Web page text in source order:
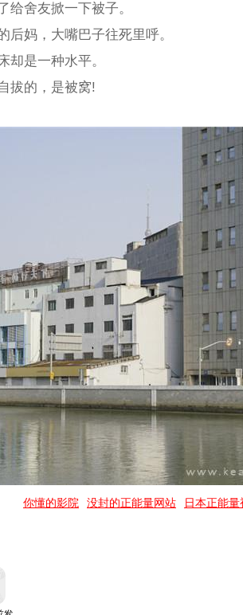
给舍友掀一下被子。
后妈，大嘴巴子往死里呼。
却是一种水平。
拔的，是被窝!
你懂的影院 没封的正能量网站 日本正能量